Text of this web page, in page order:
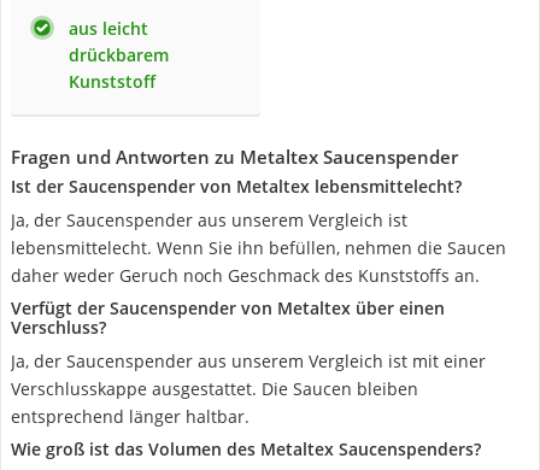
aus leicht
drückbarem
Kunststoff
Fragen und Antworten zu Metaltex Saucenspender
Ist der Saucenspender von Metaltex lebensmittelecht?
Ja, der Saucenspender aus unserem Vergleich ist
lebensmittelecht. Wenn Sie ihn befüllen, nehmen die Saucen
daher weder Geruch noch Geschmack des Kunststoffs an.
Verfügt der Saucenspender von Metaltex über einen
Verschluss?
Ja, der Saucenspender aus unserem Vergleich ist mit einer
Verschlusskappe ausgestattet. Die Saucen bleiben
entsprechend länger haltbar.
Wie groß ist das Volumen des Metaltex Saucenspenders?